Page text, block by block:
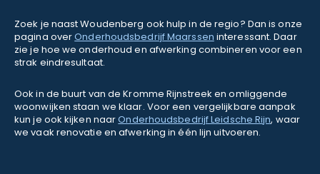
Zoek je naast Woudenberg ook hulp in de regio? Dan is onze
pagina overOnderhoudsbedrijf Maarssen interessant. Daar
zie je hoe we onderhoud en afwerking combineren voor een
strak eindresultaat.
Ook in de buurt van de Kromme Rijnstreek en omliggende
woonwijken staan we klaar. Voor een vergelijkbare aanpak
kun je ook kijken naarOnderhoudsbedrijf Leidsche Rijn, waar
we vaak renovatie en afwerking in één lijn uitvoeren.